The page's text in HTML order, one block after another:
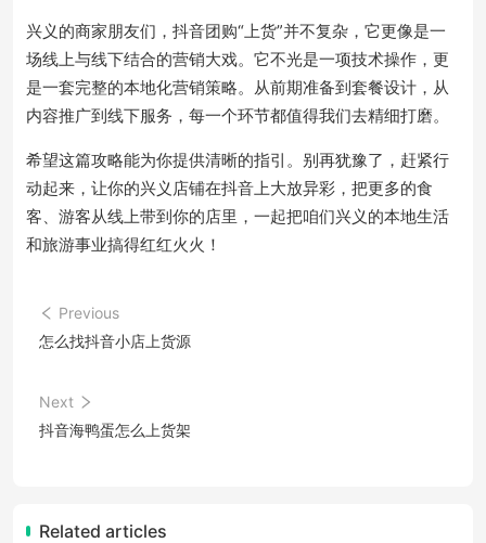
兴义的商家朋友们，抖音团购“上货”并不复杂，它更像是一
场线上与线下结合的营销大戏。它不光是一项技术操作，更
是一套完整的本地化营销策略。从前期准备到套餐设计，从
内容推广到线下服务，每一个环节都值得我们去精细打磨。
希望这篇攻略能为你提供清晰的指引。别再犹豫了，赶紧行
动起来，让你的兴义店铺在抖音上大放异彩，把更多的食
客、游客从线上带到你的店里，一起把咱们兴义的本地生活
和旅游事业搞得红红火火！
Previous
怎么找抖音小店上货源
Next
抖音海鸭蛋怎么上货架
Related articles